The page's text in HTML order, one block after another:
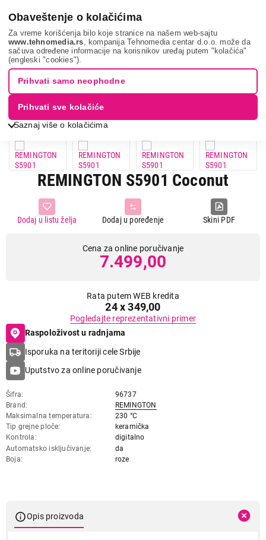
Obaveštenje o kolačićima
Za vreme korišćenja bilo koje stranice na našem web-sajtu
www.tehnomedia.rs , kompanija Tehnomedia centar d.o.o. može da
sačuva određene informacije na korisnikov uređaj putem "kolačića"
(engleski "cookies").
Saznaj više o kolačićima
Prihvati samo neophodne
Prihvati sve kolačiće
Nega tela, lepota i zdravlje Ženska nega
Prese za kosu
Remington s5901...
REMINGTON S5901 Coconut
Skini PDF
Dodaj u poređenje
Dodaj u listu želja
Cena za online poručivanje
7.499,00
Rata putem WEB kredita
24 x 349,00
Pogledajte reprezentativni primer
Raspoloživost u radnjama
Isporuka na teritoriji cele Srbije
Uputstvo za online poručivanje
Šifra
96737
Brand
REMINGTON
Maksimalna temperatura
230 °C
Tip grejne ploče
keramička
Kontrola
digitalno
Automatsko isključivanje
da
Boja
roze
Opis proizvoda